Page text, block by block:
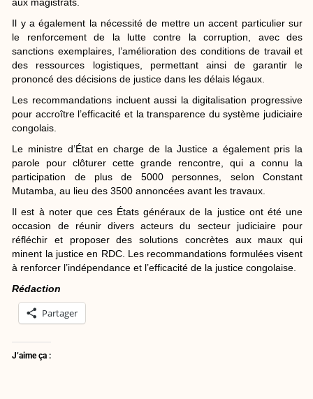
Il y a également la nécessité de mettre un accent particulier sur
le renforcement de la lutte contre la corruption, avec des
sanctions exemplaires, l’amélioration des conditions de travail et
des ressources logistiques, permettant ainsi de garantir le
prononcé des décisions de justice dans les délais légaux.
Les recommandations incluent aussi la digitalisation progressive
pour accroître l’efficacité et la transparence du système judiciaire
congolais.
Le ministre d’État en charge de la Justice a également pris la
parole pour clôturer cette grande rencontre, qui a connu la
participation de plus de 5000 personnes, selon Constant
Mutamba, au lieu des 3500 annoncées avant les travaux.
Il est à noter que ces États généraux de la justice ont été une
occasion de réunir divers acteurs du secteur judiciaire pour
réfléchir et proposer des solutions concrètes aux maux qui
minent la justice en RDC. Les recommandations formulées visent
à renforcer l’indépendance et l’efficacité de la justice congolaise.
Rédaction
Partager
J’aime ça :